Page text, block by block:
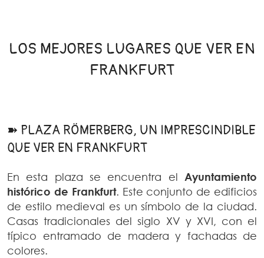
LOS MEJORES LUGARES QUE VER EN
FRANKFURT
➽ PLAZA RÖMERBERG, UN IMPRESCINDIBLE
QUE VER EN FRANKFURT
En esta plaza se encuentra el Ayuntamiento
histórico de Frankfurt. Este conjunto de edificios
de estilo medieval es un símbolo de la ciudad.
Casas tradicionales del siglo XV y XVI, con el
típico entramado de madera y fachadas de
colores.